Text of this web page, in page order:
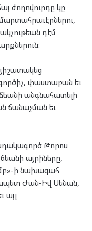
ժողովուրդը կը
դէմ
փաստաբան եւ
անգնահատելի
ճանաչման եւ
Թորոս
այրիները,
ի նախագահ
Ժան-Իվ Սենան,
այլ